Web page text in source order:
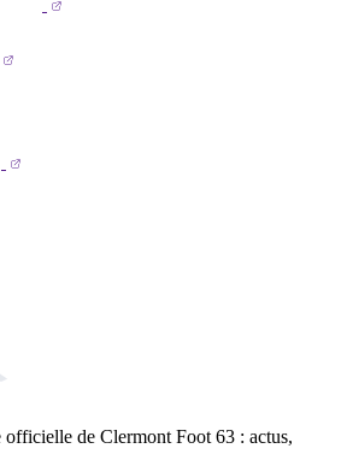
officielle de Clermont Foot 63 : actus,